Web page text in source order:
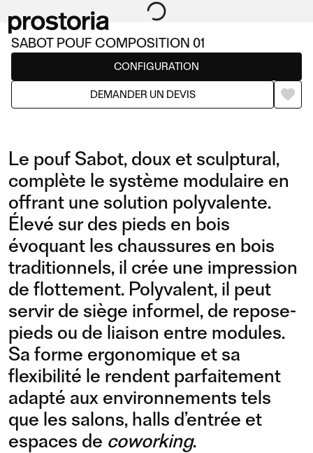
SABOT POUF COMPOSITION 01
CONFIGURATION
DEMANDER UN DEVIS
Le pouf Sabot, doux et sculptural,
complète le système modulaire en
offrant une solution polyvalente.
Élevé sur des pieds en bois
évoquant les chaussures en bois
traditionnels, il crée une impression
de flottement. Polyvalent, il peut
servir de siège informel, de repose-
pieds ou de liaison entre modules.
Sa forme ergonomique et sa
flexibilité le rendent parfaitement
adapté aux environnements tels
que les salons, halls d’entrée et
espaces de coworking.